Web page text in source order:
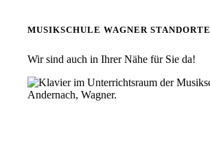
MUSIKSCHULE WAGNER STANDORTE
Wir sind auch in Ihrer Nähe für Sie da!